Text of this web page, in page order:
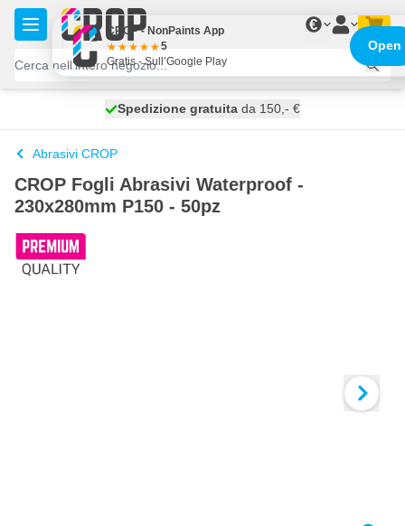
Salta al contenuto
€
spedito domani
Spedizione gratuita da 150,- €
100 giorni
Abrasivi CROP
CROP Fogli Abrasivi Waterproof -
230x280mm P150 - 50pz
CROP - NonPaints App
5
Gratis - Sull’Google Play
Open